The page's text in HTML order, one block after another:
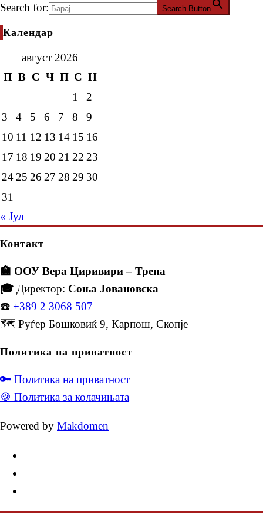
Search for: Search Button
Календар
август 2026
П В С Ч П С Н
1
2
3
4 5 6 7 8
9
10 11 12 13 14 15 16
17 18 19 20 21 22 23
24 25 26 27 28 29 30
31
« Јул
Контакт
🏫 ООУ Вера Циривири – Трена
🎓 Директор: Соња Јовановска
☎️ +389 2 3068 507
🗺️ Руѓер Бошковиќ 9, Карпош, Скопје
Политика на приватност
🔑 Политика на приватност
🍪 Политика за колачињата
Powered by Makdomen